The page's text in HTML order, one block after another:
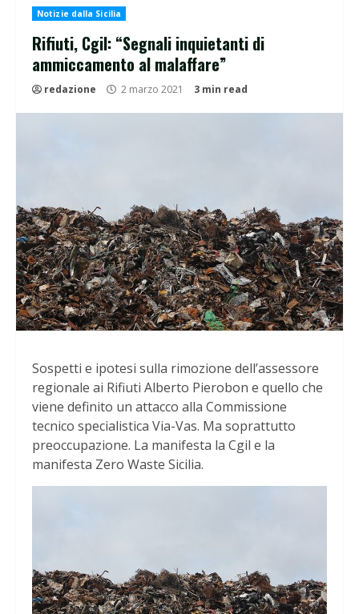
Notizie dalla Sicilia
Rifiuti, Cgil: “Segnali inquietanti di
ammiccamento al malaffare”
redazione 2 marzo 2021 3 min read
Sospetti e ipotesi sulla rimozione dell’assessore
regionale ai Rifiuti Alberto Pierobon e quello che
viene definito un attacco alla Commissione
tecnico specialistica Via-Vas. Ma soprattutto
preoccupazione. La manifesta la Cgil e la
manifesta Zero Waste Sicilia.